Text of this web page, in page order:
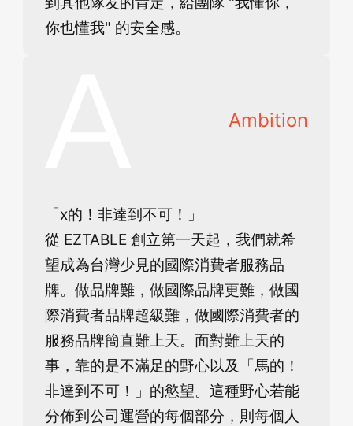
你也懂我" 的安全感。
Ambition
「x的！非達到不可！」
從 EZTABLE 創立第一天起，我們就希
望成為台灣少見的國際消費者服務品
牌。做品牌難，做國際品牌更難，做國
際消費者品牌超級難，做國際消費者的
服務品牌簡直難上天。面對難上天的
事，靠的是不滿足的野心以及「馬的！
非達到不可！」的慾望。這種野心若能
分佈到公司運營的每個部分，則每個人